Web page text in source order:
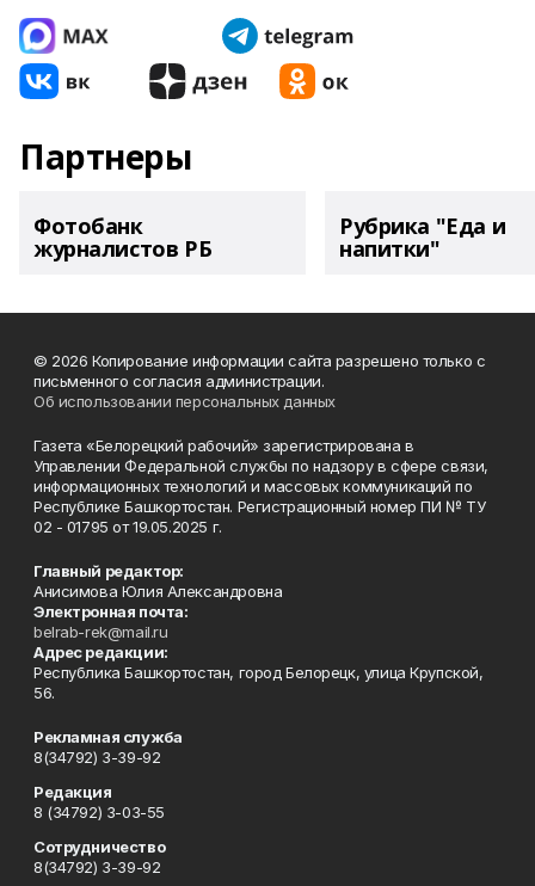
Партнеры
Фотобанк
журналистов РБ
Рубрика "Еда и
напитки"
© 2026 Копирование информации сайта разрешено только с
письменного согласия администрации.
Об использовании персональных данных
Газета «Белорецкий рабочий» зарегистрирована в
Управлении Федеральной службы по надзору в сфере связи,
информационных технологий и массовых коммуникаций по
Республике Башкортостан. Регистрационный номер ПИ № ТУ
02 - 01795 от 19.05.2025 г.
Главный редактор:
Анисимова Юлия Александровна
Электронная почта:
belrab-rek@mail.ru
Адрес редакции:
Республика Башкортостан, город Белорецк, улица Крупской,
56.
Рекламная служба
8(34792) 3-39-92
Редакция
8 (34792) 3-03-55
Сотрудничество
8(34792) 3-39-92